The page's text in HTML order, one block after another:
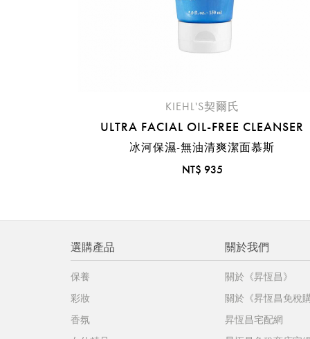
KIEHL'S契爾氏
ULTRA FACIAL OIL-FREE CLEANSER
冰河保濕-無油清爽潔面慕斯
NT$ 935
選購產品
保養
彩妝
香氛
關於我們
關於《昇恆昌》
關於《昇恆昌免稅
昇恆昌宅配網